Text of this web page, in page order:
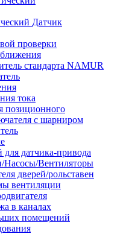
Датчик
проверки
стандарта NAMUR
тока
позиционного
с шарниром
датчика-привода
Насосы/Вентиляторы
дверей/рольставен
вентиляции
в каналах
помещений